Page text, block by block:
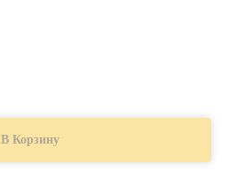
В Корзину